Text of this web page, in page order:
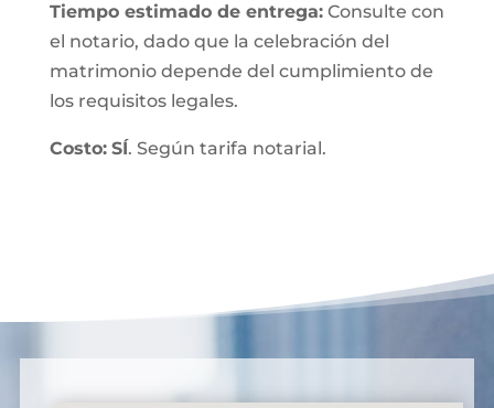
Tiempo estimado de entrega:Consulte con
el notario, dado que la celebración del
matrimonio depende del cumplimiento de
los requisitos legales.
Costo: SÍ. Según tarifa notarial.